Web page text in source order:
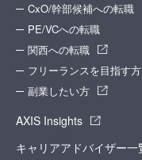
CxO/幹部候補への転職
PE/VCへの転職
関西への転職
フリーランスを目指す方
副業したい方
AXIS Insights
キャリアアドバイザー一